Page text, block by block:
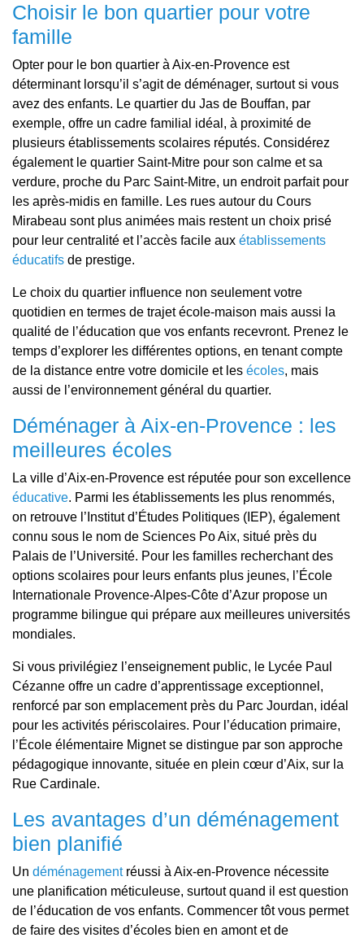
Choisir le bon quartier pour votre
famille
Opter pour le bon quartier à Aix-en-Provence est
déterminant lorsqu’il s’agit de déménager, surtout si vous
avez des enfants. Le quartier du Jas de Bouffan, par
exemple, offre un cadre familial idéal, à proximité de
plusieurs établissements scolaires réputés. Considérez
également le quartier Saint-Mitre pour son calme et sa
verdure, proche du Parc Saint-Mitre, un endroit parfait pour
les après-midis en famille. Les rues autour du Cours
Mirabeau sont plus animées mais restent un choix prisé
pour leur centralité et l’accès facile aux établissements
éducatifs de prestige.
Le choix du quartier influence non seulement votre
quotidien en termes de trajet école-maison mais aussi la
qualité de l’éducation que vos enfants recevront. Prenez le
temps d’explorer les différentes options, en tenant compte
de la distance entre votre domicile et les écoles, mais
aussi de l’environnement général du quartier.
Déménager à Aix-en-Provence : les
meilleures écoles
La ville d’Aix-en-Provence est réputée pour son excellence
éducative. Parmi les établissements les plus renommés,
on retrouve l’Institut d’Études Politiques (IEP), également
connu sous le nom de Sciences Po Aix, situé près du
Palais de l’Université. Pour les familles recherchant des
options scolaires pour leurs enfants plus jeunes, l’École
Internationale Provence-Alpes-Côte d’Azur propose un
programme bilingue qui prépare aux meilleures universités
mondiales.
Si vous privilégiez l’enseignement public, le Lycée Paul
Cézanne offre un cadre d’apprentissage exceptionnel,
renforcé par son emplacement près du Parc Jourdan, idéal
pour les activités périscolaires. Pour l’éducation primaire,
l’École élémentaire Mignet se distingue par son approche
pédagogique innovante, située en plein cœur d’Aix, sur la
Rue Cardinale.
Les avantages d’un déménagement
bien planifié
Un déménagementréussi à Aix-en-Provence nécessite
une planification méticuleuse, surtout quand il est question
de l’éducation de vos enfants. Commencer tôt vous permet
de faire des visites d’écoles bien en amont et de